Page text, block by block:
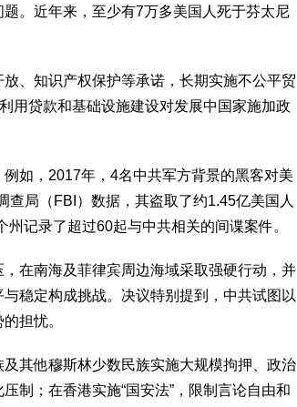
。近年来，至少有7万多美国人死于芬太尼
、知识产权保护等承诺，长期实施不公平贸
用贷款和基础设施建设对发展中国家施加政
如，2017年，4名中共军方背景的黑客对美
局（FBI）数据，其盗取了约1.45亿美国人
记录了超过60起与中共相关的间谍案件。
在南海及菲律宾周边海域采取强硬行动，并
稳定构成挑战。决议特别提到，中共试图以
担忧。
其他穆斯林少数民族实施大规模拘押、政治
制；在香港实施“国安法”，限制言论自由和